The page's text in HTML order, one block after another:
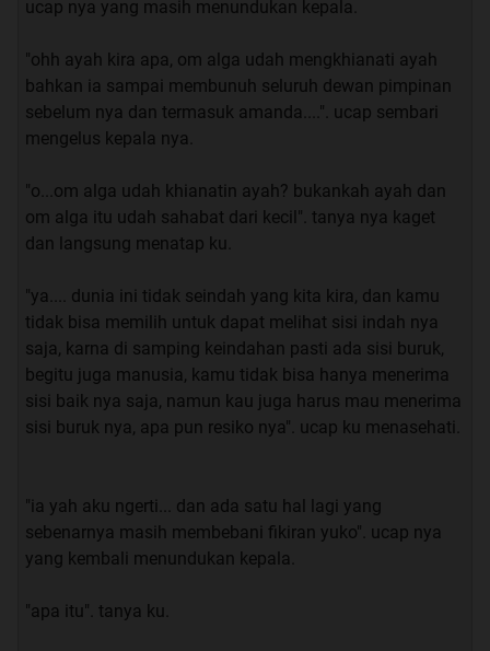
Jujur saja, aku ini tipe orang yang akan sangat gugup
ketika melihat ataupun berbicara dengan wanita yang
melebihi batas wajar ekspektasi ku.
“bodo amat” saut ku..
Spoiler for INDEX EPISODE
ucap nya yang masih menundukan kepala.
"ohh ayah kira apa, om alga udah mengkhianati ayah
bahkan ia sampai membunuh seluruh dewan pimpinan
sebelum nya dan termasuk amanda....". ucap sembari
mengelus kepala nya.
"o...om alga udah khianatin ayah? bukankah ayah dan
om alga itu udah sahabat dari kecil". tanya nya kaget
dan langsung menatap ku.
"ya.... dunia ini tidak seindah yang kita kira, dan kamu
tidak bisa memilih untuk dapat melihat sisi indah nya
saja, karna di samping keindahan pasti ada sisi buruk,
begitu juga manusia, kamu tidak bisa hanya menerima
sisi baik nya saja, namun kau juga harus mau menerima
sisi buruk nya, apa pun resiko nya". ucap ku menasehati.
"ia yah aku ngerti... dan ada satu hal lagi yang
sebenarnya masih membebani fikiran yuko". ucap nya
yang kembali menundukan kepala.
"apa itu". tanya ku.